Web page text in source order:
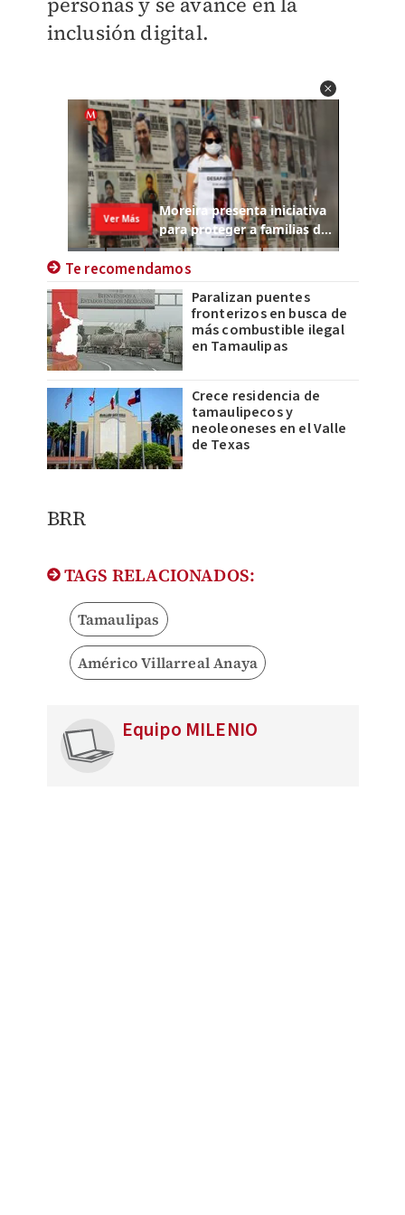
inclusión digital.
Te recomendamos
Paralizan puentes
fronterizos en busca de
más combustible ilegal
en Tamaulipas
Crece residencia de
tamaulipecos y
neoleoneses en el Valle
de Texas
BRR
TAGS RELACIONADOS:
Tamaulipas
Américo Villarreal Anaya
Equipo MILENIO